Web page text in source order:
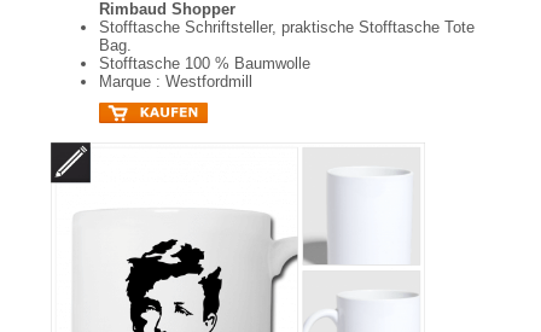
Rimbaud Shopper
Stofftasche Schriftsteller, praktische Stofftasche Tote
Bag.
Stofftasche 100 % Baumwolle
Marque : Westfordmill